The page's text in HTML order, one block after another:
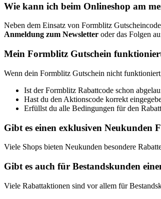
Wie kann ich beim Onlineshop am
Neben dem Einsatz von Formblitz
Anmeldung zum Newsletter oder das Folgen
Mein Formblitz Gutschein
Wenn dein Formblitz Gutschein nicht
Ist der Formblitz Rabattcode schon
Hast du den Aktionscode korrekt
Erfüllst du alle Bedingungen für den
Gibt es einen exklusiven Neukunden
Viele Shops bieten Neukunden besondere
Gibt es auch für Bestandskunden
Viele Rabattaktionen sind vor allem für